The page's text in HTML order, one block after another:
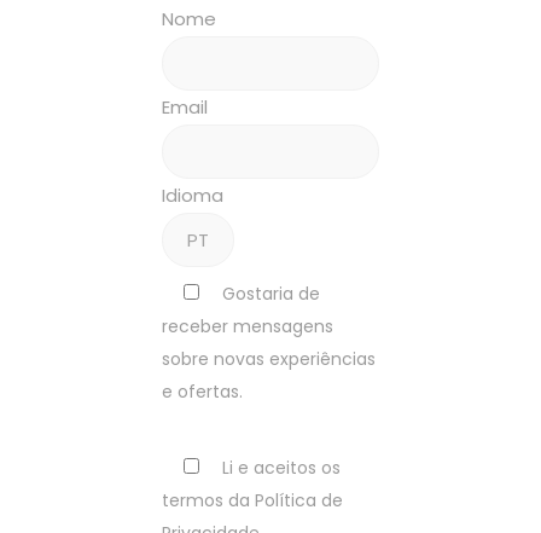
Nome
Email
Idioma
Gostaria de
receber mensagens
sobre novas experiências
e ofertas.
Li e aceitos os
termos da Política de